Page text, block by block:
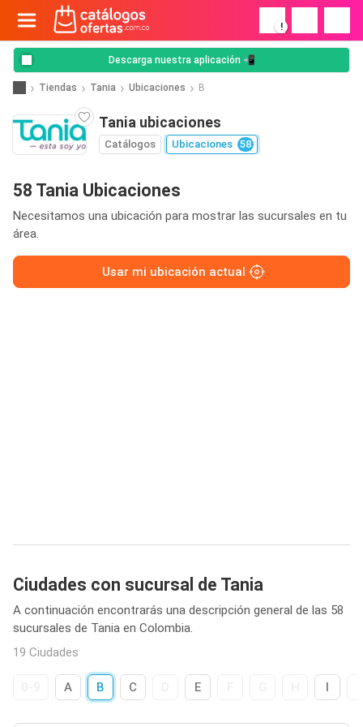
!
Descarga nuestra aplicación 📲
Tiendas Tania Ubicaciones B
Tania ubicaciones
Catálogos Ubicaciones 58
58 Tania Ubicaciones
Necesitamos una ubicación para mostrar las sucursales en tu
área.
Usar mi ubicación actual
Ciudades con sucursal de Tania
A continuación encontrarás una descripción general de las 58
sucursales de Tania en Colombia.
19 Ciudades
A B C E I